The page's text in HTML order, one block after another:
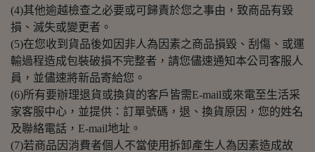
(4)其他逾越檢查之必要或可歸責於您之事由，致商品有毀
損、滅失或變更者。
(5)在您收到貨品後如因非人為因素之商品損毀、刮傷、或運
輸過程造成包裝破損不完整者，請您儘速通知本公司客服人
員，並儘速將新品寄給您。
(6)所有要辦理退貨或換貨的客戶皆需E-mail或來電至生活采
家客服中心，並提供：訂單號碼，退、換貨原因，您的姓名
及聯絡電話，E-mail地址。
(7)若商品因消費者個人不當使用拆卸產生人為因素造成故